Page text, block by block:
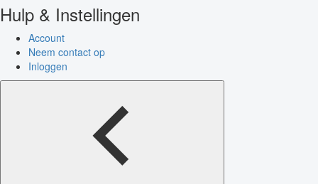
Hulp & Instellingen
Account
Neem contact op
Inloggen